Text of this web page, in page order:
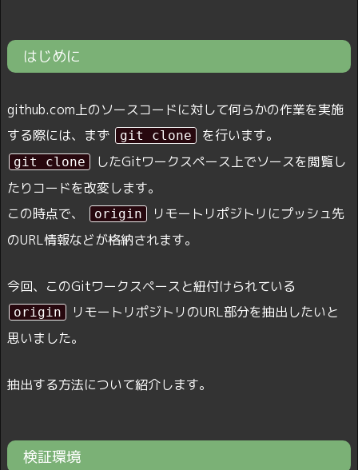
はじめに
github.com上のソースコードに対して何らかの作業を実施
する際には、まず
git clone を行います。
git clone
したGitワークスペース上でソースを閲覧し
たりコードを改変します。
この時点で、
origin
リモートリポジトリにプッシュ先
のURL情報などが格納されます。
今回、このGitワークスペースと紐付けられている
origin
リモートリポジトリのURL部分を抽出したいと
思いました。
抽出する方法について紹介します。
検証環境